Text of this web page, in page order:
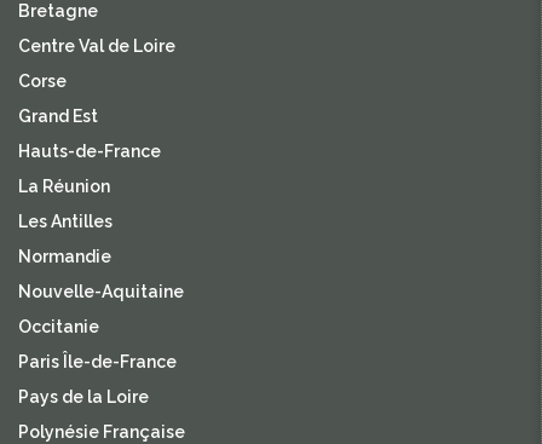
Bretagne
Centre Val de Loire
Corse
Grand Est
Hauts-de-France
La Réunion
Les Antilles
Normandie
Nouvelle-Aquitaine
Occitanie
Paris Île-de-France
Pays de la Loire
Polynésie Française